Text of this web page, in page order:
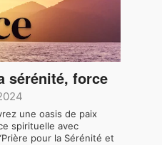
sérénité, force
une oasis de paix
spirituelle avec
pour la Sérénité et